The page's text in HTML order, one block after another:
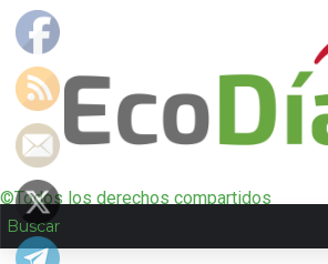
©Todos los derechos compartidos